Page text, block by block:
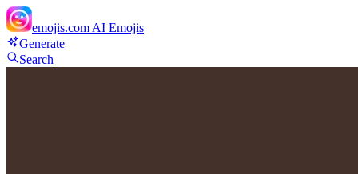
emojis.com AI Emojis
Generate
Search